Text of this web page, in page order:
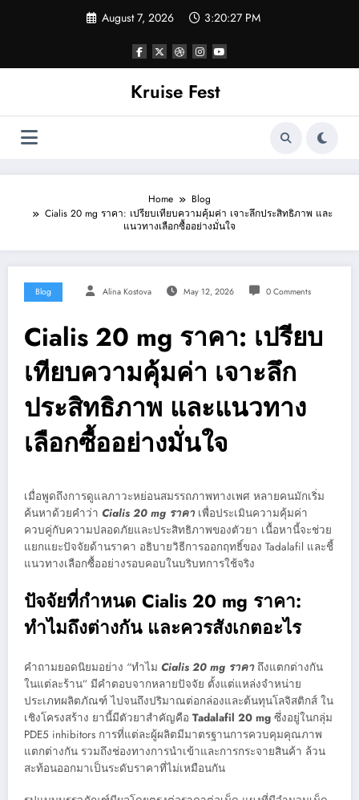
August 7, 2026 3:20:27 PM
Kruise Fest
Home
Blog
Cialis 20 mg ราคา: เปรียบเทียบความคุ้มค่า เจาะลึกประสิทธิภาพ และ
แนวทางเลือกซื้ออย่างมั่นใจ
Blog Alina Kostova May 12, 2026 0 Comments
Cialis 20 mg ราคา: เปรียบ
เทียบความคุ้มค่า เจาะลึก
ประสิทธิภาพ และแนวทาง
เลือกซื้ออย่างมั่นใจ
เมื่อพูดถึงการดูแลภาวะหย่อนสมรรถภาพทางเพศ หลายคนมักเริ่ม
ค้นหาด้วยคำว่า Cialis 20 mg ราคา เพื่อประเมินความคุ้มค่า
ควบคู่กับความปลอดภัยและประสิทธิภาพของตัวยา เนื้อหานี้จะช่วย
แยกแยะปัจจัยด้านราคา อธิบายวิธีการออกฤทธิ์ของ Tadalafil และชี้
แนวทางเลือกซื้ออย่างรอบคอบในบริบทการใช้จริง
ปัจจัยที่กำหนด Cialis 20 mg ราคา:
ทำไมถึงต่างกัน และควรสังเกตอะไร
คำถามยอดนิยมอย่าง “ทำไม Cialis 20 mg ราคา ถึงแตกต่างกัน
ในแต่ละร้าน” มีคำตอบจากหลายปัจจัย ตั้งแต่แหล่งจำหน่าย
ประเภทผลิตภัณฑ์ ไปจนถึงปริมาณต่อกล่องและต้นทุนโลจิสติกส์ ใน
เชิงโครงสร้าง ยานี้มีตัวยาสำคัญคือ Tadalafil 20 mg ซึ่งอยู่ในกลุ่ม
PDE5 inhibitors การที่แต่ละผู้ผลิตมีมาตรฐานการควบคุมคุณภาพ
แตกต่างกัน รวมถึงช่องทางการนำเข้าและการกระจายสินค้า ล้วน
สะท้อนออกมาเป็นระดับราคาที่ไม่เหมือนกัน